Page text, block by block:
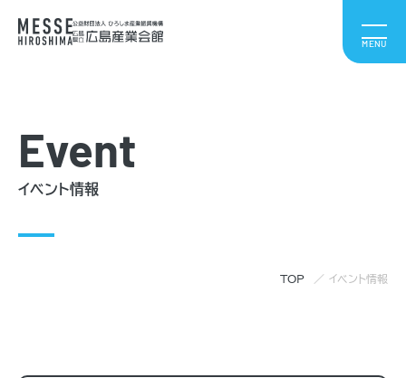
Event
イベント情報
TOP イベント情報